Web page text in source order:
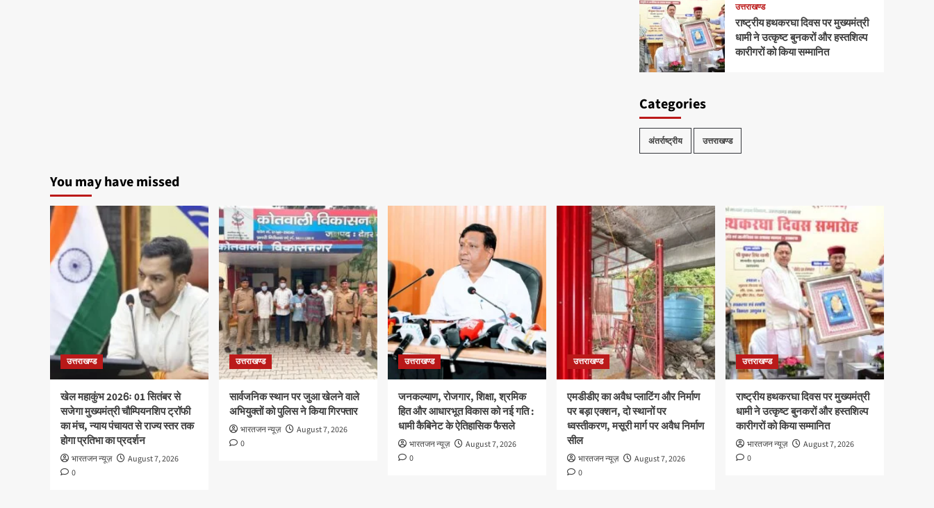
उत्तराखण्ड
राष्ट्रीय हथकरघा दिवस पर मुख्यमंत्री
धामी ने उत्कृष्ट बुनकरों और हस्तशिल्प
कारीगरों को किया सम्मानित
Categories
अंतर्राष्ट्रीय उत्तराखण्ड
You may have missed
उत्तराखण्ड
खेल महाकुंभ 2026ः 01 सितंबर से
सजेगा मुख्यमंत्री चौम्पियनशिप ट्रॉफी
का मंच, न्याय पंचायत से राज्य स्तर तक
होगा प्रतिभा का प्रदर्शन
भारतजन न्यूज़
August 7, 2026
0
उत्तराखण्ड
सार्वजनिक स्थान पर जुआ खेलने वाले
अभियुक्तों को पुलिस ने किया गिरफ्तार
भारतजन न्यूज़
August 7, 2026
0
उत्तराखण्ड
जनकल्याण, रोजगार, शिक्षा, श्रमिक
हित और आधारभूत विकास को नई गति :
धामी कैबिनेट के ऐतिहासिक फैसले
भारतजन न्यूज़
August 7, 2026
0
उत्तराखण्ड
एमडीडीए का अवैध प्लाटिंग और निर्माण
पर बड़ा एक्शन, दो स्थानों पर
ध्वस्तीकरण, मसूरी मार्ग पर अवैध निर्माण
सील
भारतजन न्यूज़
August 7, 2026
0
उत्तराखण्ड
राष्ट्रीय हथकरघा दिवस पर मुख्यमंत्री
धामी ने उत्कृष्ट बुनकरों और हस्तशिल्प
कारीगरों को किया सम्मानित
भारतजन न्यूज़
August 7, 2026
0